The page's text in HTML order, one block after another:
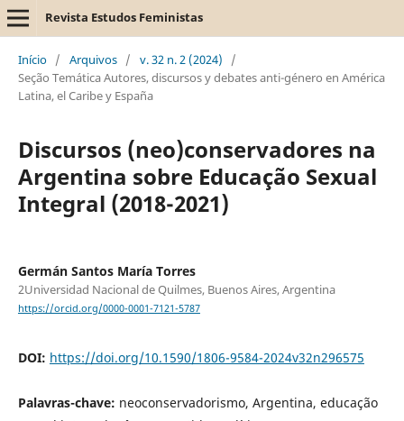
Revista Estudos Feministas
Início / Arquivos / v. 32 n. 2 (2024)
/
Seção Temática Autores, discursos y debates anti-género en América
Latina, el Caribe y España
Discursos (neo)conservadores na
Argentina sobre Educação Sexual
Integral (2018-2021)
Germán Santos María Torres
2Universidad Nacional de Quilmes, Buenos Aires, Argentina
https://orcid.org/0000-0001-7121-5787
DOI: https://doi.org/10.1590/1806-9584-2024v32n296575
Palavras-chave: neoconservadorismo, Argentina, educação